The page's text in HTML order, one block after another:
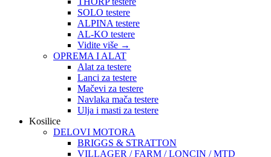
SOLO testere
ALPINA testere
AL-KO testere
Vidite više →
OPREMA I ALAT
Alat za testere
Lanci za testere
Mačevi za testere
Navlaka mača testere
Ulja i masti za testere
Kosilice
DELOVI MOTORA
BRIGGS & STRATTON
VILLAGER / FARM / LONCIN / MTD